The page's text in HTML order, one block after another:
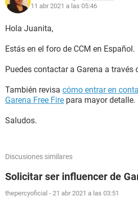
11 abr 2021 a las 05:46
Hola Juanita,
Estás en el foro de CCM en Español.
Puedes contactar a Garena a través
También revisa cómo entrar en
Garena Free Fire para mayor detalle.
Saludos.
Discusiones similares
Solicitar ser influencer de
thepercyoficial - 21 abr 2021 a las 03:51